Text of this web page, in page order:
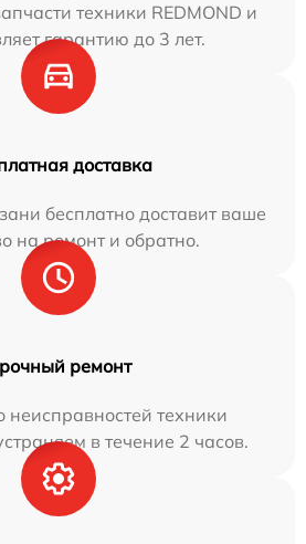
техники REDMOND и
гарантию до 3 лет.
доставка
бесплатно доставит ваше
на ремонт и обратно.
ремонт
неисправностей техники
в течение 2 часов.